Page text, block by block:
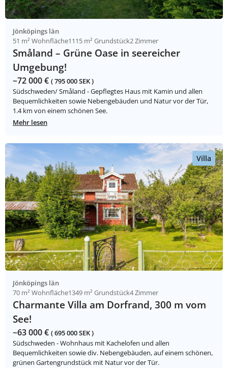
Jönköpings län
51 m² Wohnfläche1115 m² Grundstück2 Zimmer
Småland – Grüne Oase in seereicher
Umgebung!
~72 000 € ( 795 000 SEK )
Südschweden/ Småland - Gepflegtes Haus mit Kamin und allen
Bequemlichkeiten sowie Nebengebäuden und Natur vor der Tür,
1.4 km von einem schönen See.
Mehr lesen
Villa
Jönköpings län
70 m² Wohnfläche1349 m² Grundstück4 Zimmer
Charmante Villa am Dorfrand, 300 m vom
See!
~63 000 € ( 695 000 SEK )
Südschweden - Wohnhaus mit Kachelofen und allen
Bequemlichkeiten sowie div. Nebengebäuden, auf einem schönen,
grünen Gartengrundstück mit Natur vor der Tür.